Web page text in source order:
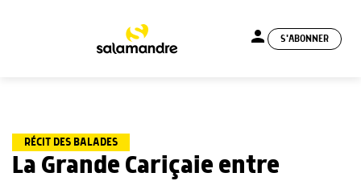
person S'ABONNER
RÉCIT DES BALADES
La Grande Cariçaie entre